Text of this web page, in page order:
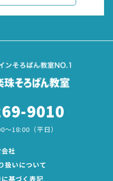
9010
～18:00（平日）
社
扱いについて
基づく表記